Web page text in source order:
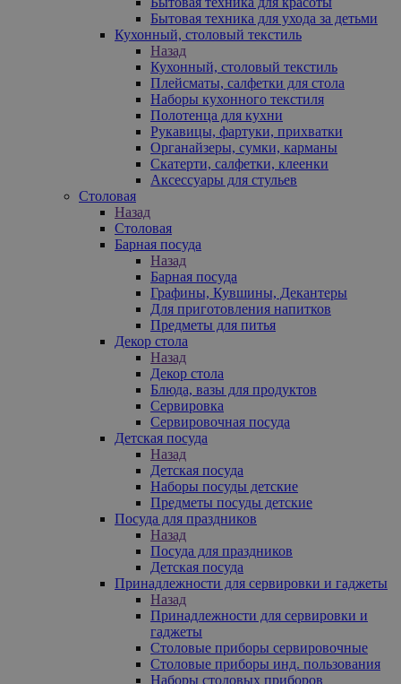
Бытовая техника для ухода за детьми
Кухонный, столовый текстиль
Назад
Кухонный, столовый текстиль
Плейсматы, салфетки для стола
Наборы кухонного текстиля
Полотенца для кухни
Рукавицы, фартуки, прихватки
Органайзеры, сумки, карманы
Скатерти, салфетки, клеенки
Аксессуары для стульев
Столовая
Назад
Столовая
Барная посуда
Назад
Барная посуда
Графины, Кувшины, Декантеры
Для приготовления напитков
Предметы для питья
Декор стола
Назад
Декор стола
Блюда, вазы для продуктов
Сервировка
Сервировочная посуда
Детская посуда
Назад
Детская посуда
Наборы посуды детские
Предметы посуды детские
Посуда для праздников
Назад
Посуда для праздников
Детская посуда
Принадлежности для сервировки и гаджеты
Назад
Принадлежности для сервировки и
гаджеты
Столовые приборы сервировочные
Столовые приборы инд. пользования
Наборы столовых приборов